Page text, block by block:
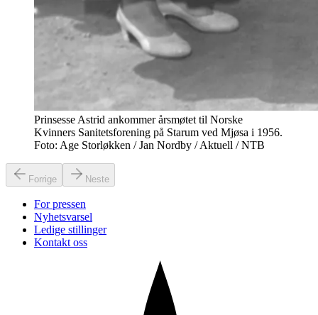
Prinsesse Astrid ankommer årsmøtet til Norske
Kvinners Sanitetsforening på Starum ved Mjøsa i 1956.
Foto: Age Storløkken / Jan Nordby / Aktuell / NTB
Forrige Neste
For pressen
Nyhetsvarsel
Ledige stillinger
Kontakt oss